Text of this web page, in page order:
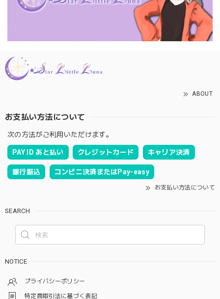
ABOUT
お支払い方法について
次の方法がご利用いただけます。
PAY ID あと払い クレジットカード キャリア決済
銀行振込 コンビニ決済またはPay-easy
お支払い方法について
SEARCH
NOTICE
プライバシーポリシー
特定商取引法に基づく表記